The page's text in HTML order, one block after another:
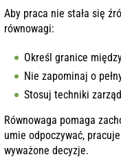
Aby praca nie stała się
równowagi:
Określ granice
Nie zapominaj o
Stosuj techniki
Równowaga pomaga
umie odpoczywać,
wyważone decyzje.